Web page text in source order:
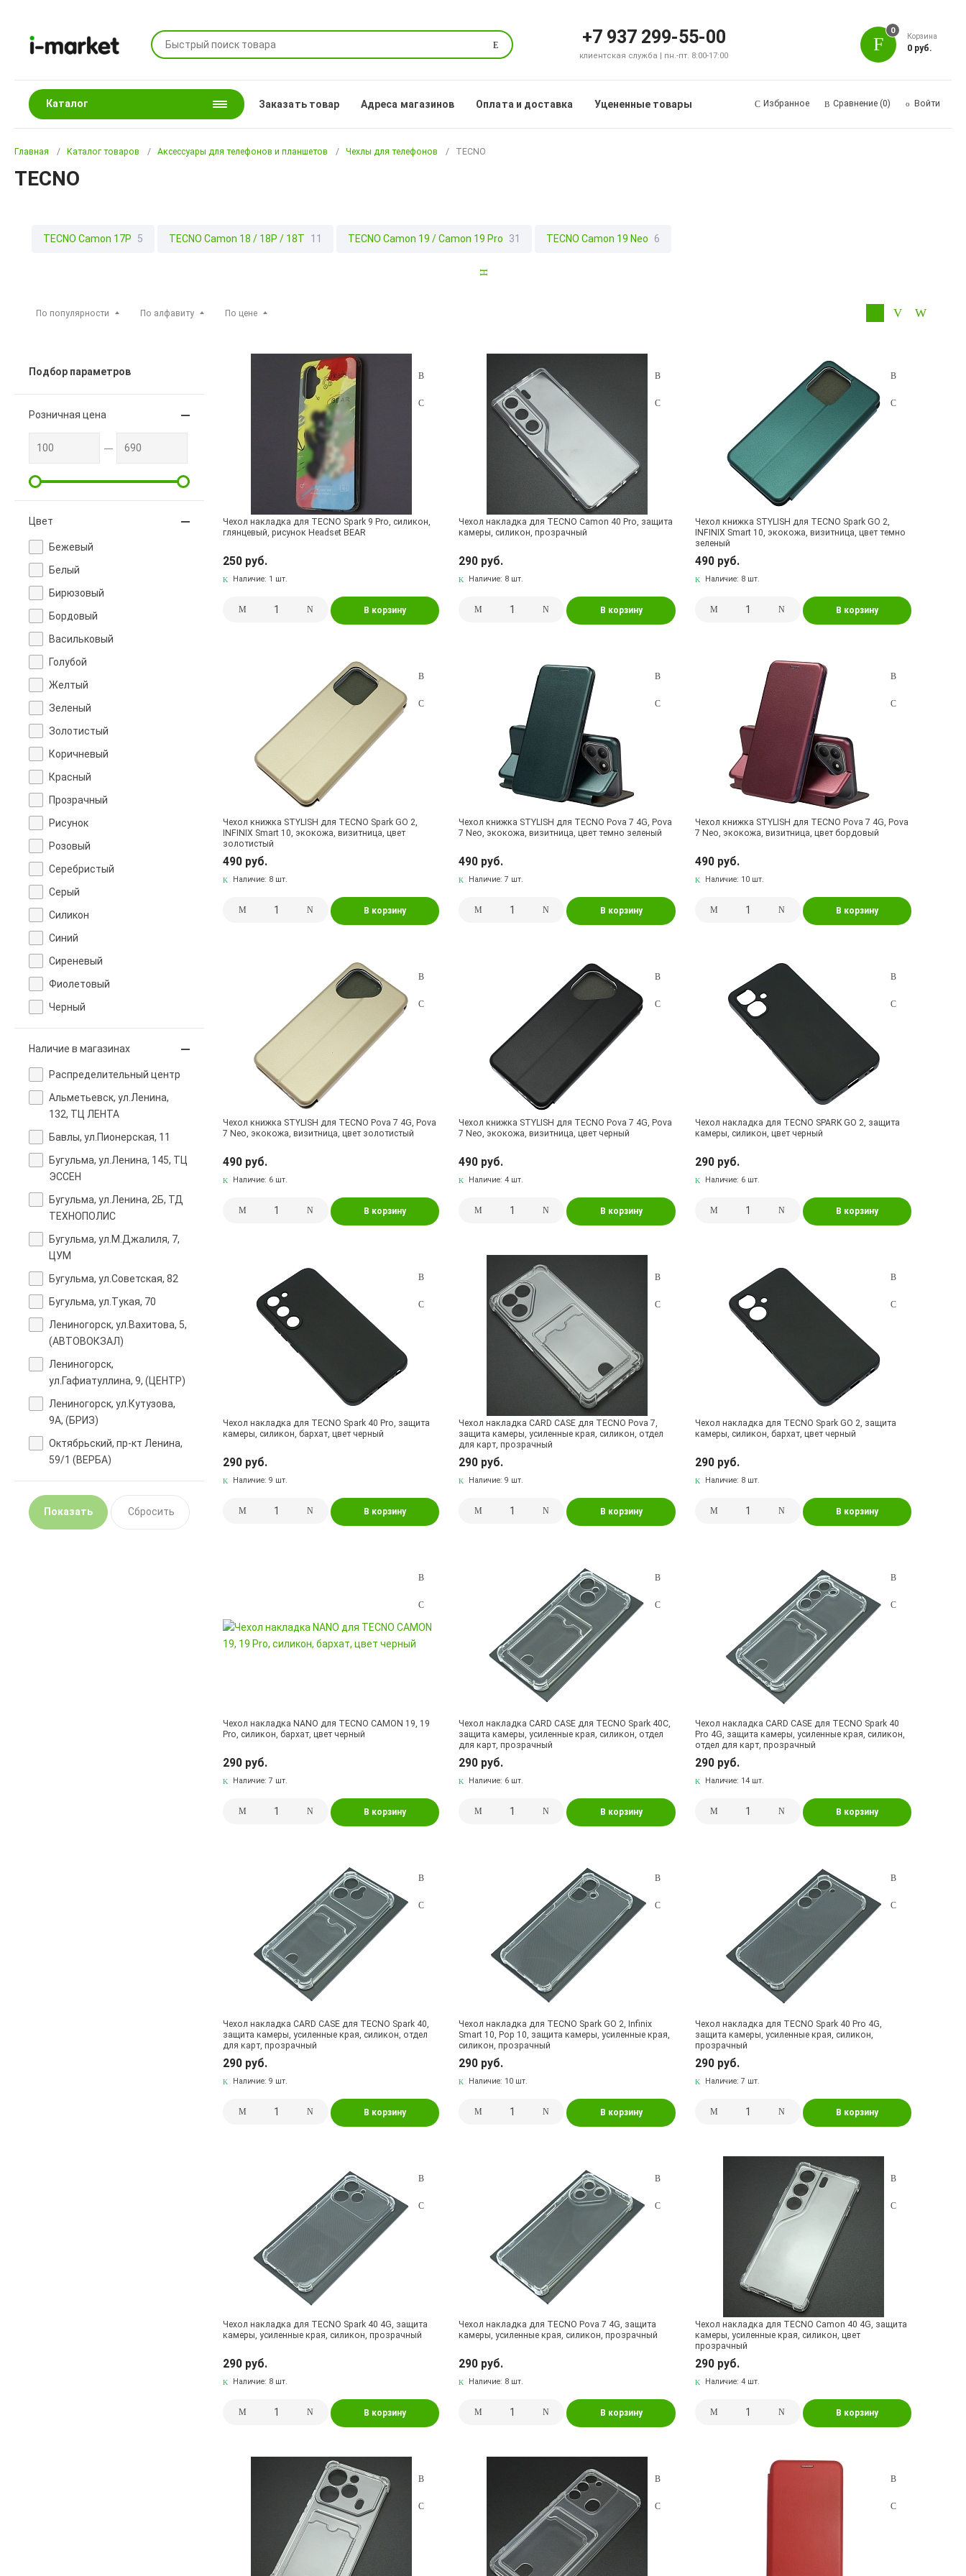
Поиск +7 937 299-55-00
клиентская служба | пн.-пт. 8:00-17:00
0
Корзина
0 руб.
Каталог Заказать товар Адреса магазинов Оплата и доставка Уцененные товары Избранное Сравнение (0) Войти
Главная Каталог товаров Аксессуары для телефонов и планшетов Чехлы для телефонов TECNO
TECNO
TECNO Camon 17P 5 TECNO Camon 18 / 18P / 18T 11 TECNO Camon 19 / Camon 19 Pro 31 TECNO Camon 19 Neo 6
TECNO Camon 30
TECNO Spark 10 Pro 22 TECNO Spark 20, Spark 20C TECNO Spark 20, Spark 20C, Spark 20 Pro, Spark GO 2024, INFINIX Smart 8, Hot 40i
TECNO Spark 30 4G 2 TECNO Spark 30 Pro TECNO Spark 30C TECNO Spark 40 Pro 3 TECNO Spark 7 TECNO Spark 9 Pro 19
TECNO Spark GO 2 4 TECNO Spark GO 2022, Spark 8C, Spark 9 25
TECNO Spark Go 2023 / TECNO POP 7 Pro / TECNO POP 7 / INFINIX SMART 7 / INFINIX SMART 7 HD TECNO Spark Go 2024, POP 8
По популярности По алфавиту По цене
Подбор параметров
Розничная цена
Цвет
Бежевый
Белый
Бирюзовый
Бордовый
Васильковый
Голубой
Желтый
Зеленый
Золотистый
Коричневый
Красный
Прозрачный
Рисунок
Розовый
Серебристый
Серый
Силикон
Синий
Сиреневый
Фиолетовый
Черный
Наличие в магазинах
Pаспределительный центр
Альметьевск, ул.Ленина,
132, ТЦ ЛЕНТА
Бавлы, ул.Пионерская, 11
Бугульма, ул.Ленина, 145, ТЦ
ЭССЕН
Бугульма, ул.Ленина, 2Б, ТД
ТЕХНОПОЛИС
Бугульма, ул.М.Джалиля, 7,
ЦУМ
Бугульма, ул.Советская, 82
Бугульма, ул.Тукая, 70
Лениногорск, ул.Вахитова, 5,
(АВТОВОКЗАЛ)
Лениногорск,
ул.Гафиатуллина, 9, (ЦЕНТР)
Лениногорск, ул.Кутузова,
9А, (БРИЗ)
Октябрьский, пр-кт Ленина,
59/1 (ВЕРБА)
Чехол накладка для TECNO Spark 9 Pro, силикон,
глянцевый, рисунок Headset BEAR
250 руб.
Наличие: 1 шт.
В корзину
Чехол накладка для TECNO Camon 40 Pro, защита
камеры, силикон, прозрачный
290 руб.
Наличие: 8 шт.
В корзину
Чехол книжка STYLISH для TECNO Spark GO 2,
INFINIX Smart 10, экокожа, визитница, цвет темно
зеленый
490 руб.
Наличие: 8 шт.
В корзину
Чехол книжка STYLISH для TECNO Spark GO 2,
INFINIX Smart 10, экокожа, визитница, цвет
золотистый
490 руб.
Наличие: 8 шт.
В корзину
Чехол книжка STYLISH для TECNO Pova 7 4G, Pova
7 Neo, экокожа, визитница, цвет темно зеленый
490 руб.
Наличие:7 шт.
В корзину
Чехол книжка STYLISH для TECNO Pova 7 4G, Pova
7 Neo, экокожа, визитница, цвет бордовый
490 руб.
Наличие: 10 шт.
В корзину
Чехол книжка STYLISH для TECNO Pova 7 4G, Pova
7 Neo, экокожа, визитница, цвет золотистый
490 руб.
Наличие: 6 шт.
В корзину
Чехол книжка STYLISH для TECNO Pova 7 4G, Pova
7 Neo, экокожа, визитница, цвет черный
490 руб.
Наличие:4 шт.
В корзину
Чехол накладка для TECNO SPARK GO 2, защита
камеры, силикон, цвет черный
290 руб.
Наличие: 6 шт.
В корзину
Чехол накладка для TECNO Spark 40 Pro, защита
камеры, силикон, бархат, цвет черный
290 руб.
Наличие:9 шт.
В корзину
Чехол накладка CARD CASE для TECNO Pova 7,
защита камеры, усиленные края, силикон, отдел
для карт, прозрачный
290 руб.
Наличие:9 шт.
В корзину
Чехол накладка для TECNO Spark GO 2, защита
камеры, силикон, бархат, цвет черный
290 руб.
Наличие: 8 шт.
В корзину
Чехол накладка NANO для TECNO CAMON 19, 19
Pro, силикон, бархат, цвет черный
290 руб.
Наличие:7 шт.
В корзину
Чехол накладка CARD CASE для TECNO Spark 40C,
защита камеры, усиленные края, силикон, отдел
для карт, прозрачный
290 руб.
Наличие: 6 шт.
В корзину
Чехол накладка CARD CASE для TECNO Spark 40
Pro 4G, защита камеры, усиленные края, силикон,
отдел для карт, прозрачный
290 руб.
Наличие: 14 шт.
В корзину
Чехол накладка CARD CASE для TECNO Spark 40,
защита камеры, усиленные края, силикон, отдел
для карт, прозрачный
290 руб.
Наличие:9 шт.
В корзину
Чехол накладка для TECNO Spark GO 2, Infinix
Smart 10, Pop 10, защита камеры, усиленные края,
силикон, прозрачный
290 руб.
Наличие: 10 шт.
В корзину
Чехол накладка для TECNO Spark 40 Pro 4G,
защита камеры, усиленные края, силикон,
прозрачный
290 руб.
Наличие: 7 шт.
В корзину
Чехол накладка для TECNO Spark 40 4G, защита
камеры, усиленные края, силикон, прозрачный
290 руб.
Наличие: 8 шт.
В корзину
Чехол накладка для TECNO Pova 7 4G, защита
камеры, усиленные края, силикон, прозрачный
290 руб.
Наличие: 8 шт.
В корзину
Чехол накладка для TECNO Camon 40 4G, защита
камеры, усиленные края, силикон, цвет
прозрачный
290 руб.
Наличие: 4 шт.
В корзину